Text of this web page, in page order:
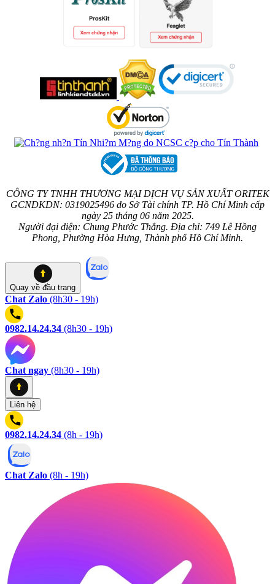
CÔNG TY TNHH THƯƠNG MẠI DỊCH VỤ SẢN XUẤT ORITEK
GCNDKDN: 0319025496 do Sở Tài chính TP. Hồ Chí Minh cấp
ngày 25 tháng 06 năm 2025.
Người đại diện: Chung Phước Thắng. Địa chỉ: 749 Lê Hồng
Phong, Phường Hòa Hưng, Thành phố Hồ Chí Minh.
Quay về đầu trang
Chat Zalo (8h30 - 19h)
0982.14.24.34 (8h30 - 19h)
Chat ngay (8h30 - 19h)
Liên hệ
0982.14.24.34 (8h - 19h)
Chat Zalo (8h - 19h)